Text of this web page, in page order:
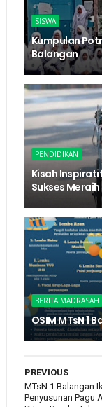
SISWA
Kumpulan
Balangan
PENDIDIKAN
Kisah
Sukses Meraih
BERITA MADRASAH
OSIM MTsN 1
PREVIOUS
MTsN 1 Balangan
Penyusunan Pagu